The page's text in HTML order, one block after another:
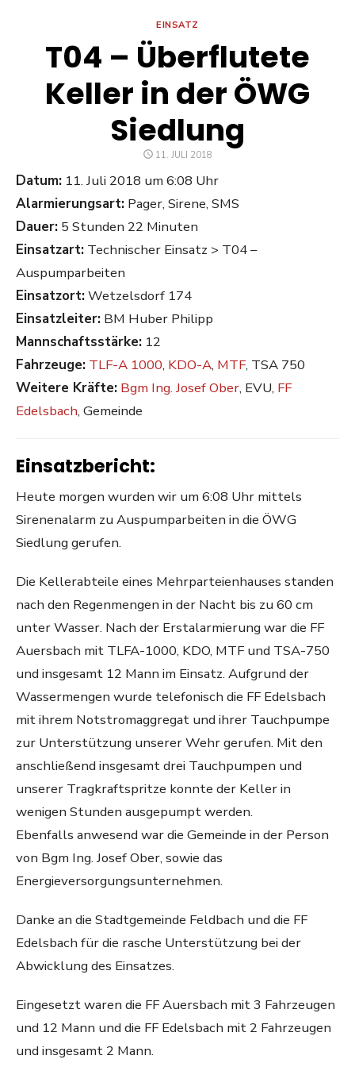
EINSATZ
T04 – Überflutete
Keller in der ÖWG
Siedlung
POSTED
11. JULI 2018
Datum: 11. Juli 2018 um 6:08 Uhr
Alarmierungsart: Pager, Sirene, SMS
Dauer: 5 Stunden 22 Minuten
Einsatzart: Technischer Einsatz > T04 –
Auspumparbeiten
Einsatzort:Wetzelsdorf 174
Einsatzleiter: BM Huber Philipp
Mannschaftsstärke: 12
Fahrzeuge: TLF-A 1000, KDO-A, MTF, TSA 750
Weitere Kräfte: Bgm Ing. Josef Ober, EVU, FF
Edelsbach, Gemeinde
Einsatzbericht:
Heute morgen wurden wir um 6:08 Uhr mittels
Sirenenalarm zu Auspumparbeiten in die ÖWG
Siedlung gerufen.
Die Kellerabteile eines Mehrparteienhauses standen
nach den Regenmengen in der Nacht bis zu 60 cm
unter Wasser. Nach der Erstalarmierung war die FF
Auersbach mit TLFA-1000, KDO, MTF und TSA-750
und insgesamt 12 Mann im Einsatz. Aufgrund der
Wassermengen wurde telefonisch die FF Edelsbach
mit ihrem Notstromaggregat und ihrer Tauchpumpe
zur Unterstützung unserer Wehr gerufen. Mit den
anschließend insgesamt drei Tauchpumpen und
unserer Tragkraftspritze konnte der Keller in
wenigen Stunden ausgepumpt werden.
Ebenfalls anwesend war die Gemeinde in der Person
von Bgm Ing. Josef Ober, sowie das
Energieversorgungsunternehmen.
Danke an die Stadtgemeinde Feldbach und die FF
Edelsbach für die rasche Unterstützung bei der
Abwicklung des Einsatzes.
Eingesetzt waren die FF Auersbach mit 3 Fahrzeugen
und 12 Mann und die FF Edelsbach mit 2 Fahrzeugen
und insgesamt 2 Mann.